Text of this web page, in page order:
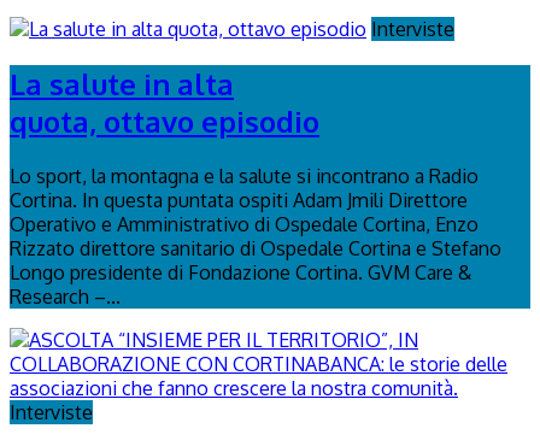
Interviste
La salute in alta
quota, ottavo episodio
Lo sport, la montagna e la salute si incontrano a Radio
Cortina. In questa puntata ospiti Adam Jmili Direttore
Operativo e Amministrativo di Ospedale Cortina, Enzo
Rizzato direttore sanitario di Ospedale Cortina e Stefano
Longo presidente di Fondazione Cortina. GVM Care &
Research –...
Interviste